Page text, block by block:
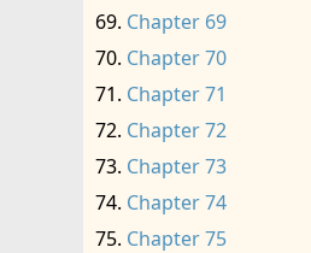
Chapter 69
Chapter 70
Chapter 71
Chapter 72
Chapter 73
Chapter 74
Chapter 75